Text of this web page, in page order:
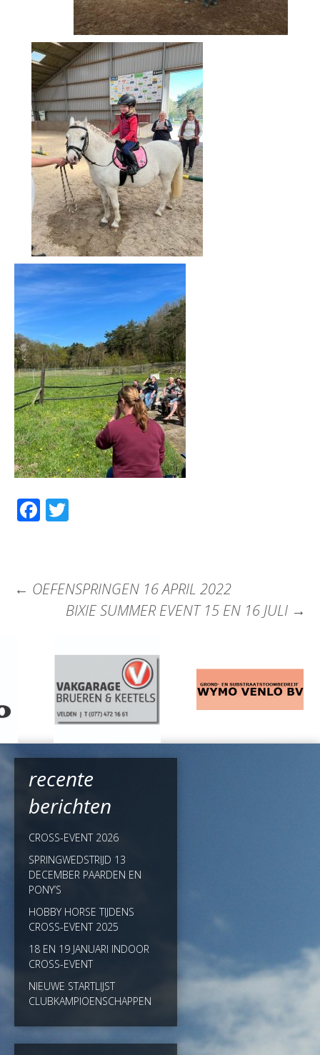
Facebook
← OEFENSPRINGEN 16 APRIL 2022
BIXIE SUMMER EVENT 15 EN 16 JULI →
recente
berichten
CROSS-EVENT 2026
SPRINGWEDSTRIJD 13
DECEMBER PAARDEN EN
PONY’S
HOBBY HORSE TIJDENS
CROSS-EVENT 2025
18 EN 19 JANUARI INDOOR
CROSS-EVENT
NIEUWE STARTLIJST
CLUBKAMPIOENSCHAPPEN